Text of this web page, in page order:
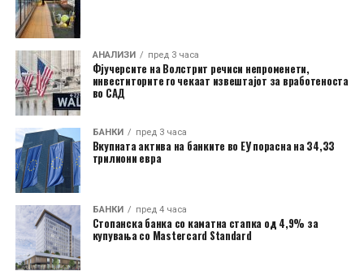
АНАЛИЗИ пред 3 часа
Фјучерсите на Волстрит речиси непроменети,
инвеститорите го чекаат извештајот за вработеноста
во САД
БАНКИ пред 3 часа
Вкупната актива на банките во ЕУ порасна на 34,33
трилиони евра
БАНКИ пред 4 часа
Стопанска банка со каматна стапка од 4,9% за
купувања со Mastercard Standard